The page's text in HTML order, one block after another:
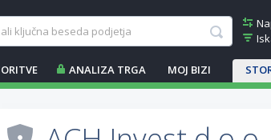
ANALIZA TRGA MOJ BIZI